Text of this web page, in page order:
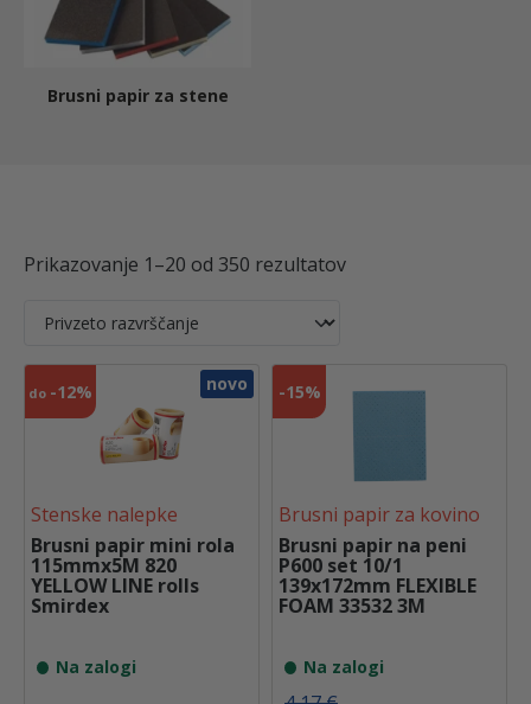
Brusni papir za stene
Prikazovanje 1–20 od 350 rezultatov
do -12%
Stenske nalepke
Brusni papir mini rola
115mmx5M 820
YELLOW LINE rolls
Smirdex
Na zalogi
novo -15%
Brusni papir za kovino
Brusni papir na peni
P600 set 10/1
139x172mm FLEXIBLE
FOAM 33532 3M
Na zalogi